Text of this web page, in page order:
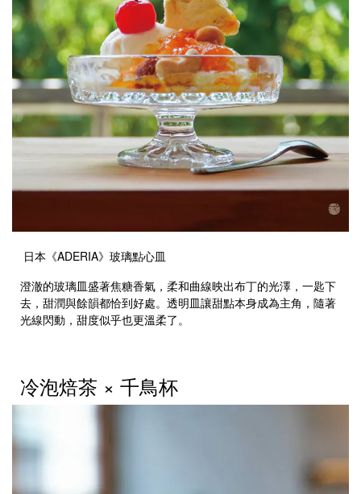
日本《ADERIA》玻璃點心皿
澄澈的玻璃皿盛著焦糖香氣，柔和曲線映出布丁的光澤，一匙下
去，甜潤與餘韻都恰到好處。透明皿讓甜點本身成為主角，隨著
光線閃動，甜度似乎也更溫柔了。
冷泡焙茶 × 千鳥杯